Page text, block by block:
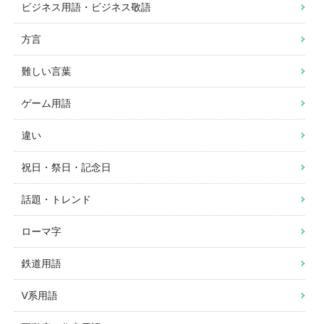
ビジネス用語・ビジネス敬語
方言
難しい言葉
ゲーム用語
違い
祝日・祭日・記念日
話題・トレンド
ローマ字
鉄道用語
V系用語